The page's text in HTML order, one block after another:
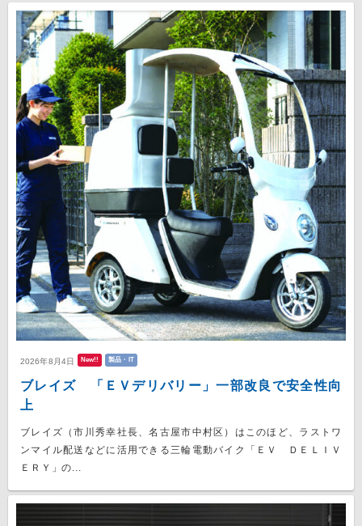
2026年8月4日 New!! 製品・IT
ブレイズ 「ＥＶデリバリー」一部改良で安全性向
上
ブレイズ（市川秀幸社長、名古屋市中村区）はこのほど、ラストワ
ンマイル配送などに活用できる三輪電動バイク「ＥＶ ＤＥＬＩＶ
ＥＲＹ」の...